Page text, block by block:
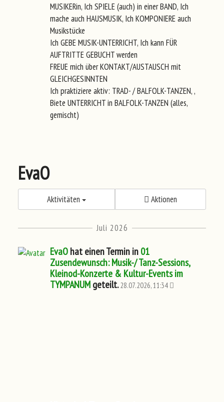
MUSIKERin, Ich SPIELE (auch) in einer BAND, Ich
mache auch HAUSMUSIK, Ich KOMPONIERE auch
Musikstücke
Ich GEBE MUSIK-UNTERRICHT, Ich kann FÜR
AUFTRITTE GEBUCHT werden
FREUE mich über KONTAKT/AUSTAUSCH mit
GLEICHGESINNTEN
Ich praktiziere aktiv: TRAD- / BALFOLK-TANZEN, ,
Biete UNTERRICHT in BALFOLK-TANZEN (alles,
gemischt)
EvaO
Aktivitäten Aktionen
Juli 2026
EvaOhat einen Termin in01
Zusendewunsch: Musik-/ Tanz-Sessions,
Kleinod-Konzerte & Kultur-Events im
TYMPANUMgeteilt.28.07.2026, 11:34